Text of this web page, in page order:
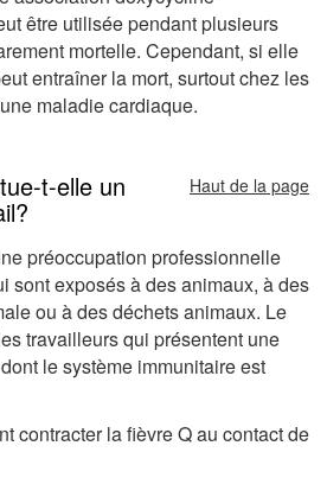
être utilisée pendant plusieurs
mortelle. Cependant, si elle
entraîner la mort, surtout chez les
maladie cardiaque.
t-elle un Haut de la page
préoccupation professionnelle
sont exposés à des animaux, à des
ou à des déchets animaux. Le
travailleurs qui présentent une
le système immunitaire est
contracter la fièvre Q au contact de